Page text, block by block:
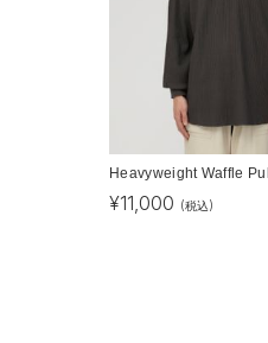
Heavyweight Waffle
¥11,000 (税込)